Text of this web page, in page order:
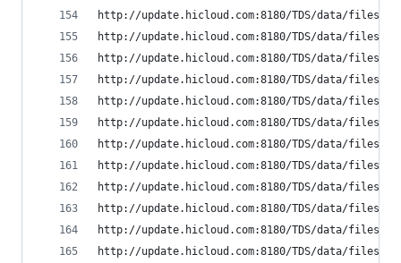
http://update.hicloud.com:8180/TDS/data/files/p9/
http://update.hicloud.com:8180/TDS/data/files/
http://update.hicloud.com:8180/TDS/data/files/
http://update.hicloud.com:8180/TDS/data/files/p9/
http://update.hicloud.com:8180/TDS/data/files/p9/
http://update.hicloud.com:8180/TDS/data/files/p9/
http://update.hicloud.com:8180/TDS/data/files/p9/
http://update.hicloud.com:8180/TDS/data/files/p9/
http://update.hicloud.com:8180/TDS/data/files/p9/
http://update.hicloud.com:8180/TDS/data/files/p9/
http://update.hicloud.com:8180/TDS/data/files/p9/
http://update.hicloud.com:8180/TDS/data/files/p9/